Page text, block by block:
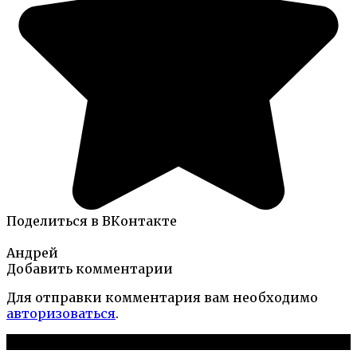
Поделиться в ВКонтакте
Андрей
Добавить комментарии
Для отправки комментария вам необходимо
авторизоваться.